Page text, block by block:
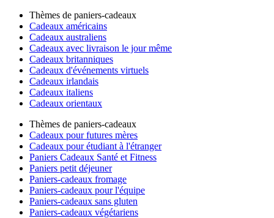
Thèmes de paniers-cadeaux
Cadeaux américains
Cadeaux australiens
Cadeaux avec livraison le jour même
Cadeaux britanniques
Cadeaux d'événements virtuels
Cadeaux irlandais
Cadeaux italiens
Cadeaux orientaux
Thèmes de paniers-cadeaux
Cadeaux pour futures mères
Cadeaux pour étudiant à l'étranger
Paniers Cadeaux Santé et Fitness
Paniers petit déjeuner
Paniers-cadeaux fromage
Paniers-cadeaux pour l'équipe
Paniers-cadeaux sans gluten
Paniers-cadeaux végétariens